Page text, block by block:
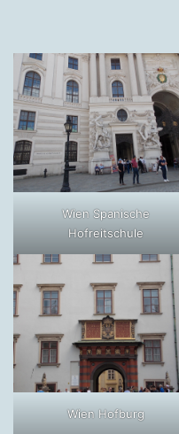
Wien Spanische
Hofreitschule
Wien Hofburg